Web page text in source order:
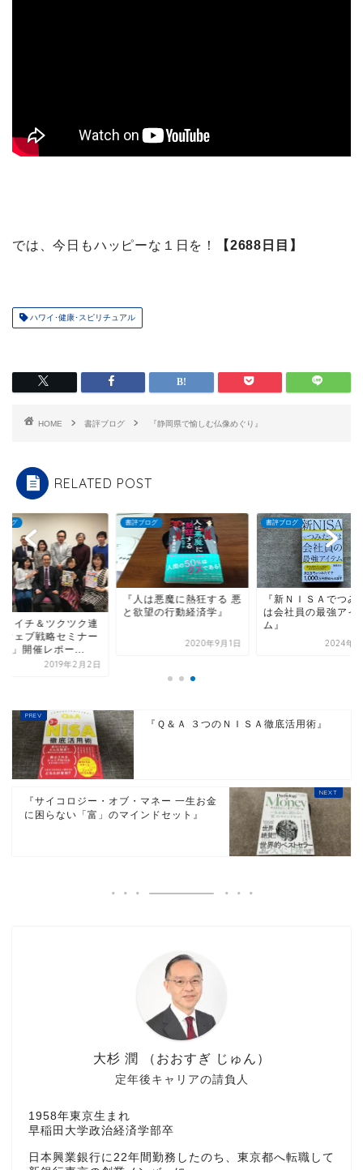
では、今日もハッピーな１日を！ 【2688日目】
ハワイ･健康･スピリチュアル
HOME 書評ブログ 『静岡県で愉しむ仏像めぐり』
RELATED POST
ログ
ライチ＆ツクツク連
ウェブ戦略セミナー
」開催レポー...
2019年2月2日
書評ブログ
『人は悪魔に熱狂する 悪
と欲望の行動経済学』
2020年9月1日
書評ブログ
『新ＮＩＳＡでつみ
は会社員の最強アイ
ム』
2024年4
『Ｑ＆Ａ ３つのＮＩＳＡ徹底活用術』
『サイコロジー・オブ・マネー 一生お金
に困らない「富」のマインドセット』
定年後キャリアの請負人
大杉 潤 （おおすぎ じゅん）
1958年東京生まれ
早稲田大学政治経済学部卒
日本興業銀行に22年間勤務したのち、東京都へ転職して